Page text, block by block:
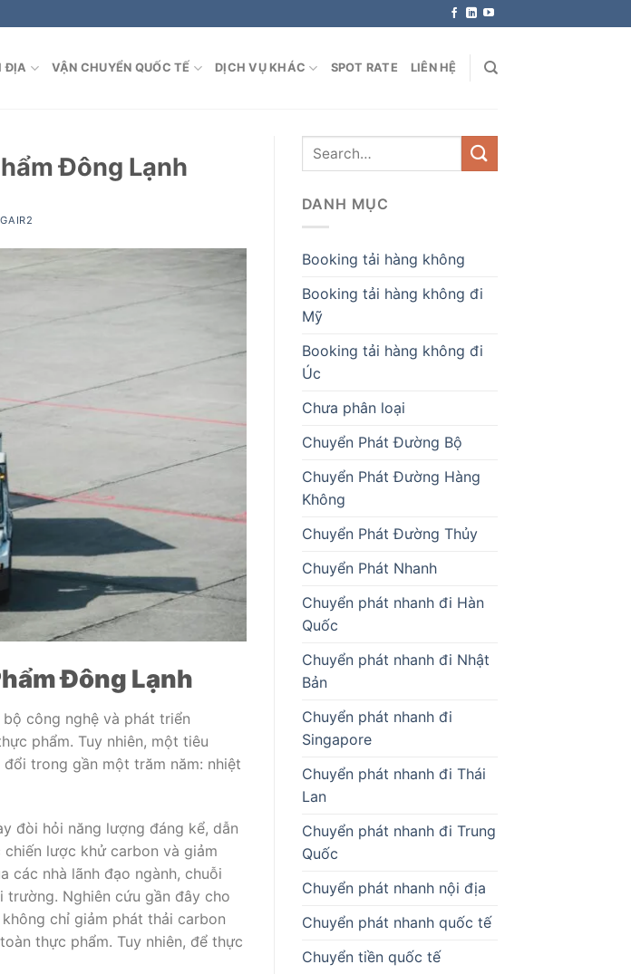
ĐỊA VẬN CHUYỂN QUỐC TẾ DỊCH VỤ KHÁC SPOT RATE LIÊN HỆ
Đông Lạnh
Đông Lạnh
công nghệ và phát triển
phẩm. Tuy nhiên, một tiêu
trong gần một trăm năm: nhiệt
đòi hỏi năng lượng đáng kể, dẫn
lược khử carbon và giảm
các nhà lãnh đạo ngành, chuỗi
Nghiên cứu gần đây cho
chỉ giảm phát thải carbon
thực phẩm. Tuy nhiên, để thực
DANH MỤC
Booking tải hàng không
Booking tải hàng không đi
Mỹ
Booking tải hàng không đi
Úc
Chưa phân loại
Chuyển Phát Đường Bộ
Chuyển Phát Đường Hàng
Không
Chuyển Phát Đường Thủy
Chuyển Phát Nhanh
Chuyển phát nhanh đi Hàn
Quốc
Chuyển phát nhanh đi Nhật
Bản
Chuyển phát nhanh đi
Singapore
Chuyển phát nhanh đi Thái
Lan
Chuyển phát nhanh đi Trung
Quốc
Chuyển phát nhanh nội địa
Chuyển phát nhanh quốc tế
Chuyển tiền quốc tế